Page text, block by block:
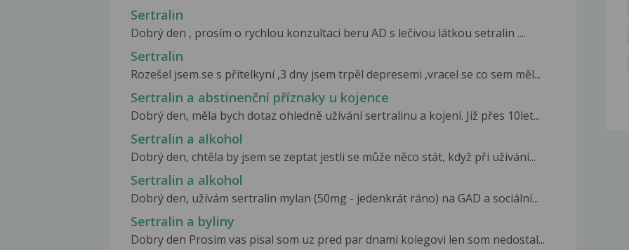
Sertralin
Dobrý den , prosím o rychlou konzultaci beru AD s lečivou látkou setralin ....
Sertralin
Rozešel jsem se s přítelkyní ,3 dny jsem trpěl depresemi ,vracel se co sem měl...
Sertralin a abstinenční příznaky u kojence
Dobrý den, měla bych dotaz ohledně užívání sertralinu a kojení. Již přes 10let...
Sertralin a alkohol
Dobrý den, chtěla by jsem se zeptat jestli se může něco stát, když při užívání...
Sertralin a alkohol
Dobrý den, užívám sertralin mylan (50mg - jedenkrát ráno) na GAD a sociální...
Sertralin a byliny
Dobry den Prosim vas pisal som uz pred par dnami kolegovi len som nedostal...